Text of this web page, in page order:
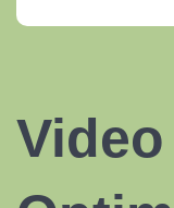
Video